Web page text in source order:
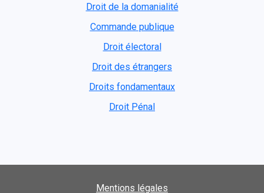
Droit de la domanialité
Commande publique
Droit électoral
Droit des étrangers
Droits fondamentaux
Droit Pénal
Mentions légales